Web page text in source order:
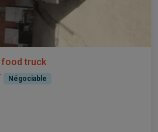
food truck
Négociable